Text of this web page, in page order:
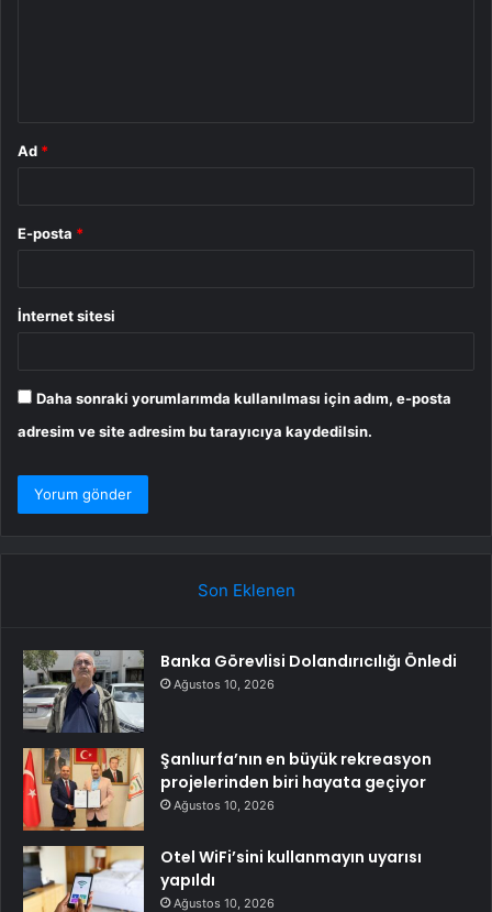
Ad *
E-posta *
İnternet sitesi
Daha sonraki yorumlarımda kullanılması için adım, e-posta
adresim ve site adresim bu tarayıcıya kaydedilsin.
Son Eklenen
Banka Görevlisi Dolandırıcılığı Önledi
Ağustos 10, 2026
Şanlıurfa’nın en büyük rekreasyon
projelerinden biri hayata geçiyor
Ağustos 10, 2026
Otel WiFi’sini kullanmayın uyarısı
yapıldı
Ağustos 10, 2026